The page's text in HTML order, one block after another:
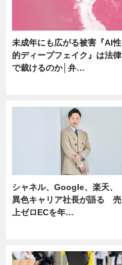
未成年にも広がる被害『AI性
的ディープフェイク』は法律
で裁けるのか│弁…
シャネル、Google、楽天、
異色キャリア社長が語る 売
上ゼロECを年…